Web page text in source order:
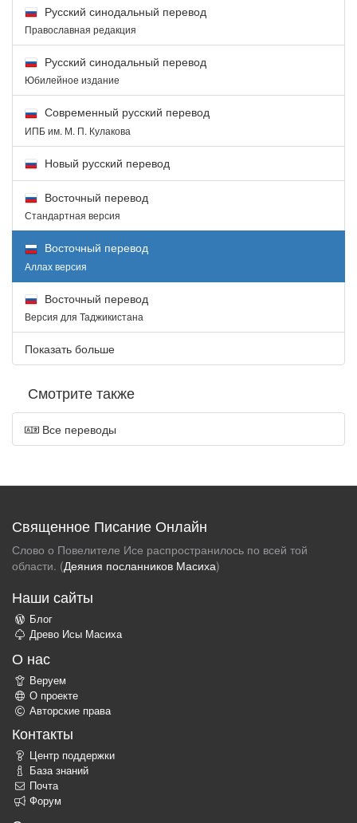
Русский синодальный перевод
Православная редакция
Русский синодальный перевод
Юбилейное издание
Современный русский перевод
ИПБ им. М. П. Кулакова
Новый русский перевод
Восточный перевод
Стандартная версия
Восточный перевод
Аллах версия
Восточный перевод
Версия для Таджикистана
Показать больше
Смотрите также
Все переводы
Священное Писание Онлайн
Слово о Повелителе Исе распространилось по всей той
области. (Деяния посланников Масиха)
Наши сайты
Блог
Древо Исы Масиха
О нас
Веруем
О проекте
Авторские права
Контакты
Центр поддержки
База знаний
Почта
Форум